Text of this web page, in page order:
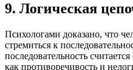
9. Логическая
Психологами доказано, что
стремиться к
последовательность
как противоречивость и